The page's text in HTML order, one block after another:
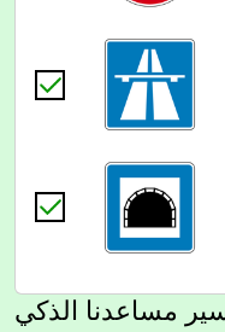
مساعدنا الذكي